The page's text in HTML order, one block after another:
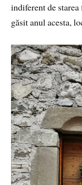
indiferent de
găsit anul acesta,